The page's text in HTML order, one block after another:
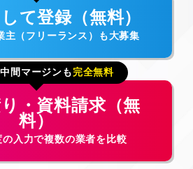
て登録（無料）
主（フリーランス）も大募集
間マージンも 完全無料
・資料請求（無
料）
の入力で複数の業者を比較